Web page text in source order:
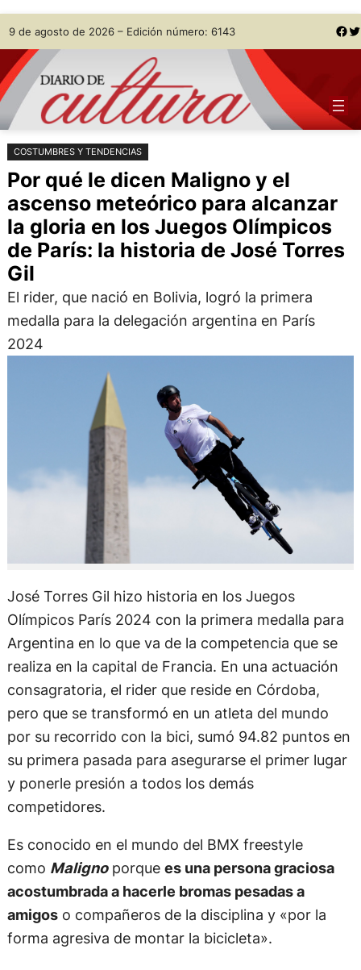
Saltar
al
contenido
Skip
to
content
9 de agosto de 2026 – Edición número: 6143 Facebook Twitter
COSTUMBRES Y TENDENCIAS
Por qué le dicen Maligno y el
ascenso meteórico para alcanzar
la gloria en los Juegos Olímpicos
de París: la historia de José Torres
Gil
El rider, que nació en Bolivia, logró la primera
medalla para la delegación argentina en París
2024
José Torres Gil hizo historia en los Juegos
Olímpicos París 2024 con la primera medalla para
Argentina en lo que va de la competencia que se
realiza en la capital de Francia. En una actuación
consagratoria, el rider que reside en Córdoba,
pero que se transformó en un atleta del mundo
por su recorrido con la bici, sumó 94.82 puntos en
su primera pasada para asegurarse el primer lugar
y ponerle presión a todos los demás
competidores.
Es conocido en el mundo del BMX freestyle
como Malignoporque es una persona graciosa
acostumbrada a hacerle bromas pesadas a
amigoso compañeros de la disciplina y «por la
forma agresiva de montar la bicicleta».